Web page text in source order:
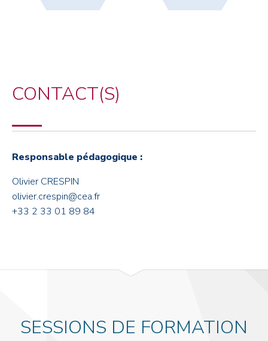
CONTACT(S)
Responsable pédagogique :
Olivier CRESPIN
olivier.crespin@cea.fr
+33 2 33 01 89 84
SESSIONS DE FORMATION